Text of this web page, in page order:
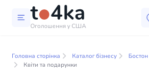
Оголошення у США
У нашому каталозі бізнес-послуг ви
Головна сторінка Каталог бізнесу
Бостон
Квіти та подарунки